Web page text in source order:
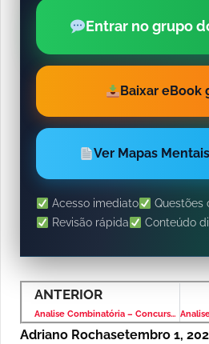
Entrar no grupo
Baixar eBook
Ver Mapas
Acesso imediato
Questões
Revisão rápida
Conteúdo
ANTERIOR
Analise Combinatória – Concurso ITAIPU 2024 – Banca CESPE
Adriano Rochasetembro 1,